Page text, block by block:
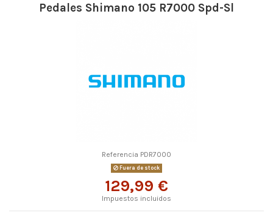
Pedales Shimano 105 R7000 Spd-Sl
Referencia PDR7000
Fuera de stock
129,99 €
Impuestos incluidos